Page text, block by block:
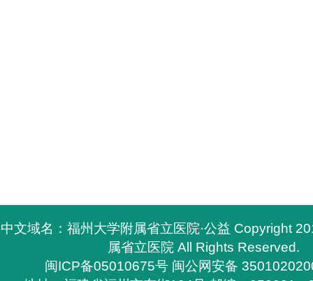
中文域名：福州大学附属省立医院·公益 Copyright
属省立医院 All Rights Reserved.
闽ICP备05010675号 闽公网安备